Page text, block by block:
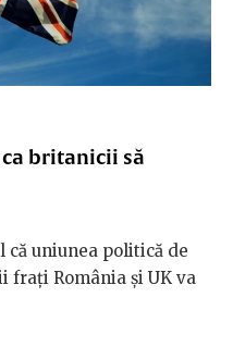
britanicii să
că uniunea politică de
frați România și UK va